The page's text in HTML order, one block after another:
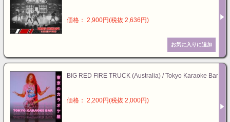
価格： 2,900円(税抜 2,636円)
BIG RED FIRE TRUCK (Australia) / Tokyo Karaoke Bar
価格： 2,200円(税抜 2,000円)